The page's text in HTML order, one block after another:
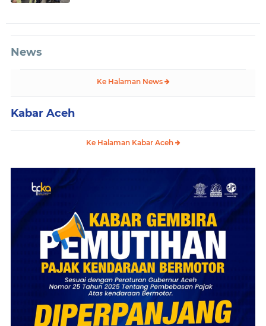
News
Ke Halaman News
Kabar Aceh
Ke Halaman Kabar Aceh